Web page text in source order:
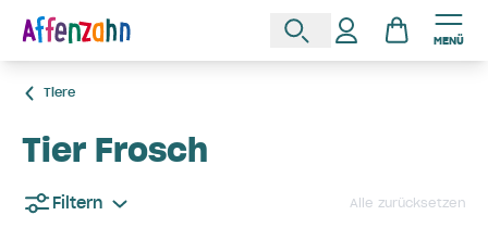
MENÜ
Tiere
Tier Frosch
Filtern Alle zurücksetzen